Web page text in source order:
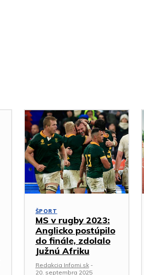
ŠPORT
MS v rugby 2023:
Anglicko postúpilo
do finále, zdolalo
Južnú Afriku
Redakcia Infomi.sk -
20. septembra 2025